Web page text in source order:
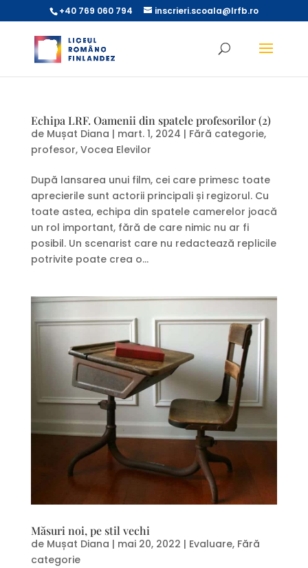
+40 769 060 794 inscrieri.scoala@lrfb.ro
Echipa LRF. Oamenii din spatele profesorilor (2)
de Mușat Diana | mart. 1, 2024 | Fără categorie,
profesor, Vocea Elevilor
După lansarea unui film, cei care primesc toate
aprecierile sunt actorii principali și regizorul. Cu
toate astea, echipa din spatele camerelor joacă
un rol important, fără de care nimic nu ar fi
posibil. Un scenarist care nu redactează replicile
potrivite poate crea o...
Măsuri noi, pe stil vechi
de Mușat Diana | mai 20, 2022 | Evaluare, Fără
categorie